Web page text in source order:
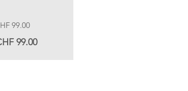
99.00
99.00